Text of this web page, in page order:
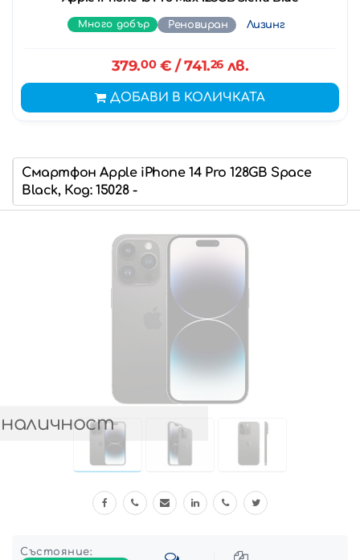
Много добър Реновиран Лизинг
379.00€ / 741.26лв.
ДОБАВИ В КОЛИЧКАТА
Смартфон Apple iPhone 14 Pro 128GB Space
Black, Код: 15028 -
Състояние: